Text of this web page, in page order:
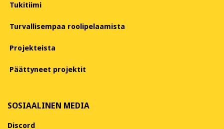
Tukitiimi
Turvallisempaa roolipelaamista
Projekteista
Päättyneet projektit
SOSIAALINEN MEDIA
Discord